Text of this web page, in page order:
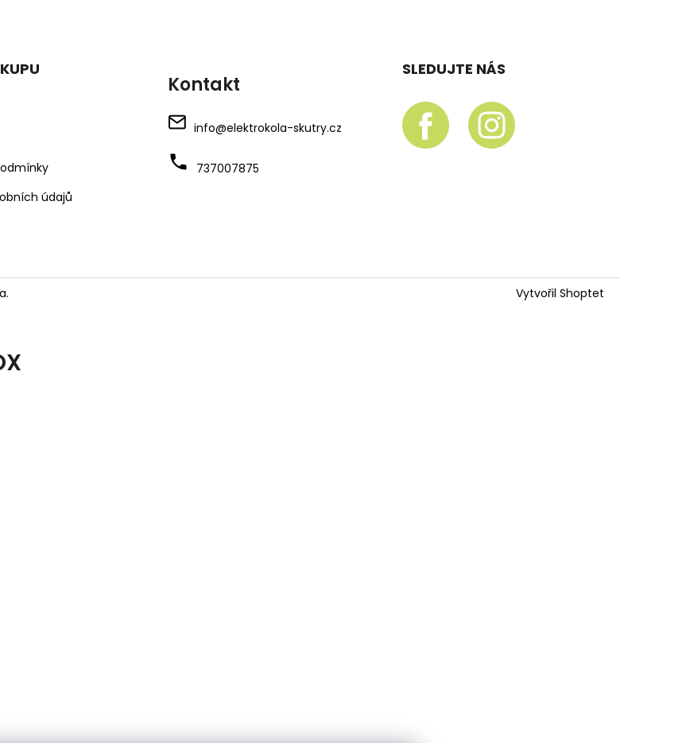
údajů
Kontakt
info@elektrokola-skutry.cz
737007875
SLEDUJTE NÁS
Vytvořil Shoptet